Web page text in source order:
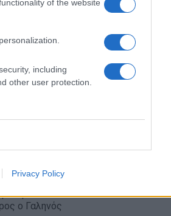
of the website
including
other user protection.
Privacy Policy
το
και νέο
ο Γαληνός